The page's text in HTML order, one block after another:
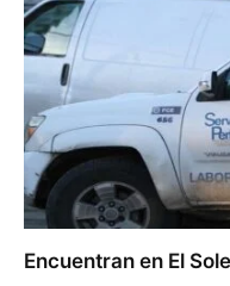
Encuentran en El